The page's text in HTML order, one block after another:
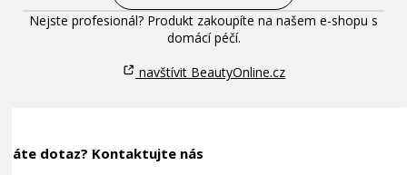
Nejste profesionál? Produkt zakoupíte na našem e-shopu s
domácí péčí.
navštívit BeautyOnline.cz
Máte dotaz? Kontaktujte nás